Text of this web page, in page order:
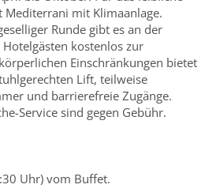
Mediterrani mit Klimaanlage.
Runde gibt es an der
kostenlos zur
Einschränkungen bietet
Lift, teilweise
und barrierefreie Zugänge.
Service sind gegen Gebühr.
Uhr) vom Buffet.